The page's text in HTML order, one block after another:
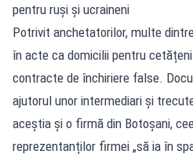
pentru ruși și ucraineni
Potrivit anchetatorilor, multe
în acte ca domicilii pentru
contracte de închiriere false.
ajutorul unor intermediari și
aceștia și o firmă din Botoșani,
reprezentanților firmei „să ia în